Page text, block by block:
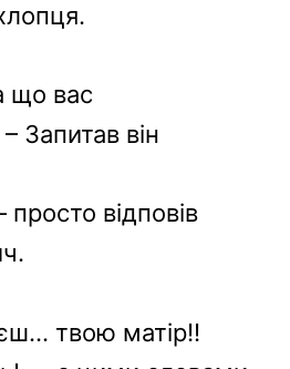
що вас
Запитав він
відповів
твою матір!!